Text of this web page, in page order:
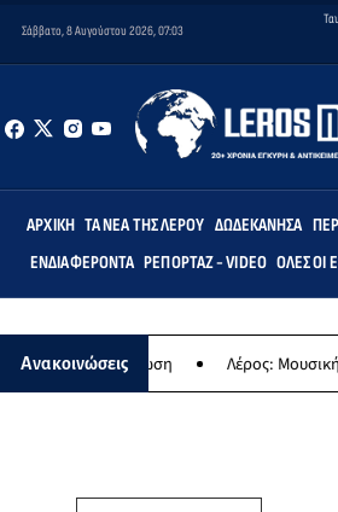
Σάββατο, 8 Αυγούστου 2026, 07:03
ΑΡΧΙΚΉ ΤΑ ΝΈΑ ΤΗΣ ΛΈΡΟΥ ΔΩΔΕΚΆΝΗΣΑ
ΕΝΔΙΑΦΈΡΟΝΤΑ ΡΕΠΟΡΤΆΖ - VIDEO ΌΛΕΣ ΟΙ
Ανακοινώσεις
εκδήλωση Λέρος: Μουσική συναυλία